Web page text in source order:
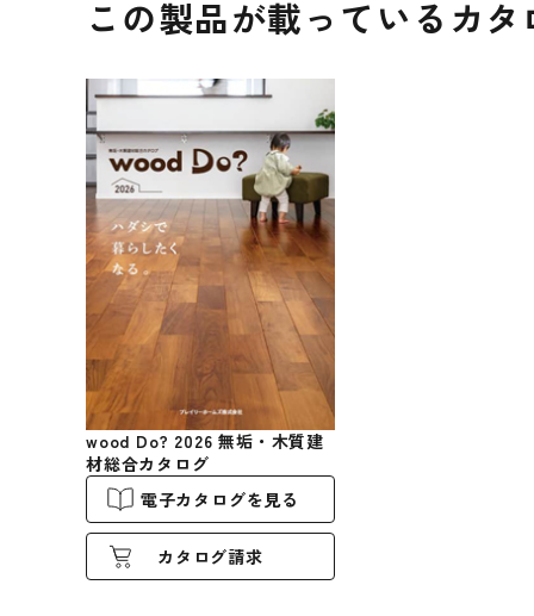
この製品が載っているカタ
wood Do? 2026 無垢・木質建
材総合カタログ
電子カタログを見る
カタログ請求